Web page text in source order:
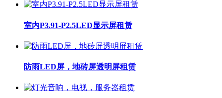
室内P3.91-P2.5LED显示屏租赁
防雨LED屏，地砖屏透明屏租赁